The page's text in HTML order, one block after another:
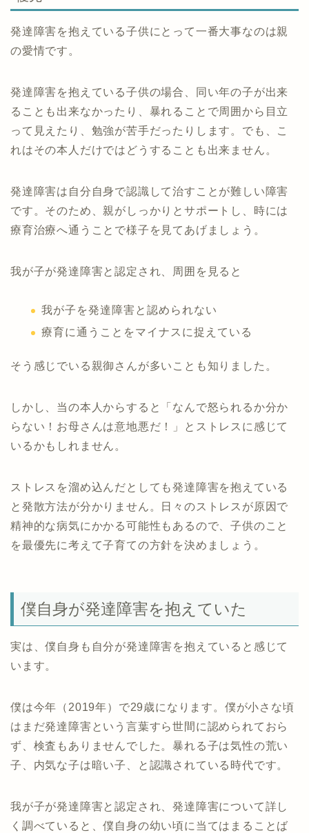
発達障害を抱えている子供にとって一番大事なのは親
の愛情です。
発達障害を抱えている子供の場合、同い年の子が出来
ることも出来なかったり、暴れることで周囲から目立
って見えたり、勉強が苦手だったりします。でも、こ
れはその本人だけではどうすることも出来ません。
発達障害は自分自身で認識して治すことが難しい障害
です。そのため、親がしっかりとサポートし、時には
療育治療へ通うことで様子を見てあげましょう。
我が子が発達障害と認定され、周囲を見ると
我が子を発達障害と認められない
療育に通うことをマイナスに捉えている
そう感じでいる親御さんが多いことも知りました。
しかし、当の本人からすると「なんで怒られるか分か
らない！お母さんは意地悪だ！」とストレスに感じて
いるかもしれません。
ストレスを溜め込んだとしても発達障害を抱えている
と発散方法が分かりません。日々のストレスが原因で
精神的な病気にかかる可能性もあるので、子供のこと
を最優先に考えて子育ての方針を決めましょう。
僕自身が発達障害を抱えていた
実は、僕自身も自分が発達障害を抱えていると感じて
います。
僕は今年（2019年）で29歳になります。僕が小さな頃
はまだ発達障害という言葉すら世間に認められておら
ず、検査もありませんでした。暴れる子は気性の荒い
子、内気な子は暗い子、と認識されている時代です。
我が子が発達障害と認定され、発達障害について詳し
く調べていると、僕自身の幼い頃に当てはまることば